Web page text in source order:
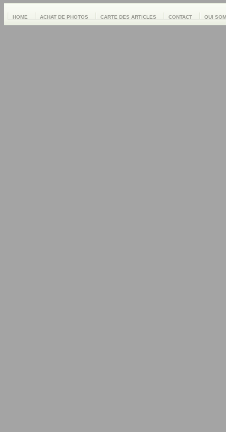
HOME ACHAT DE PHOTOS CARTE DES ARTICLES CONTACT QUI